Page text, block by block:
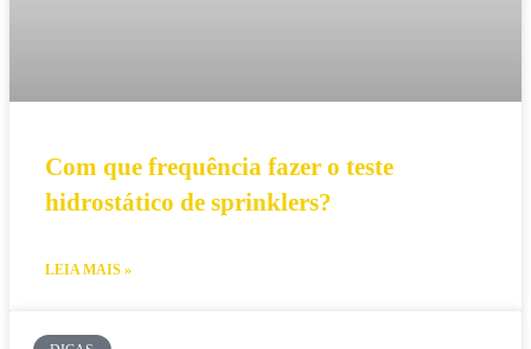
Com que frequência fazer o teste
hidrostático de sprinklers?
LEIA MAIS »